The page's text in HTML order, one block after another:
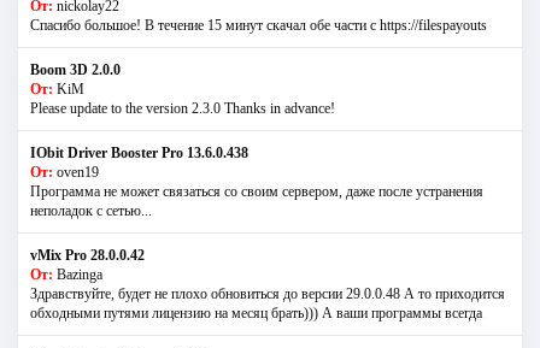
От: nickolay22
Спасибо большое! В течение 15 минут скачал обе части с https://filespayouts
Boom 3D 2.0.0
От: KiM
Please update to the version 2.3.0 Thanks in advance!
IObit Driver Booster Pro 13.6.0.438
От: oven19
Программа не может связаться со своим сервером, даже после устранения
неполадок с сетью...
vMix Pro 28.0.0.42
От: Bazinga
Здравствуйте, будет не плохо обновиться до версии 29.0.0.48 А то приходится
обходными путями лицензию на месяц брать))) А ваши программы всегда